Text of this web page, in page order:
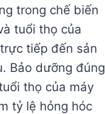
trong chế biến
tuổi thọ của
tiếp đến sản
Bảo dưỡng đúng
thọ của máy
tỷ lệ hỏng hóc